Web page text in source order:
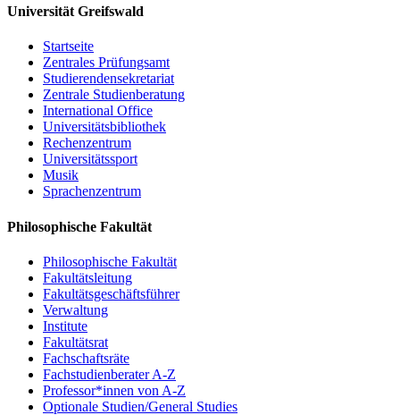
Flurnamenforschung
Christoph Schmitt / Holger Meyer (Rostock): Perspektiven
und Potenziale eines digitalen Dienstes für Flurnamen aus
Mecklenburg, Vorpommern und dem nordwestlichen Polen
Resümee, Ausblick
Um Anmeldung per email bis 15. Mai 2017 wird gebeten:
Matthias Vollmer
Universität Greifswald
Startseite
Zentrales Prüfungsamt
Studierendensekretariat
Zentrale Studienberatung
International Office
Universitätsbibliothek
Rechenzentrum
Universitätssport
Musik
Sprachenzentrum
Philosophische Fakultät
Philosophische Fakultät
Fakultätsleitung
Fakultätsgeschäftsführer
Verwaltung
Institute
Fakultätsrat
Fachschaftsräte
Fachstudienberater A-Z
Professor*innen von A-Z
Optionale Studien/General Studies